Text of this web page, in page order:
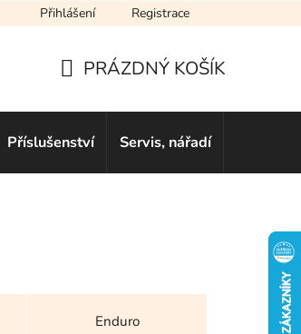
Obchodní podmínky
Přihlášení Registrace
KOŠÍK
PRÁZDNÝ KOŠÍK
Příslušenství Servis, nářadí
Enduro